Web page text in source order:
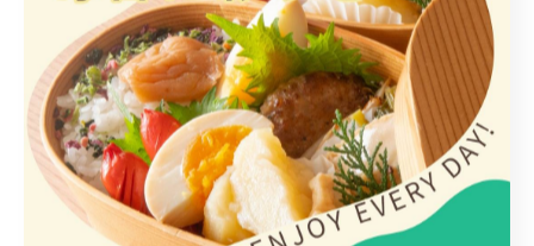
日替わり
惣菜
手作り
ヘルシー
1人